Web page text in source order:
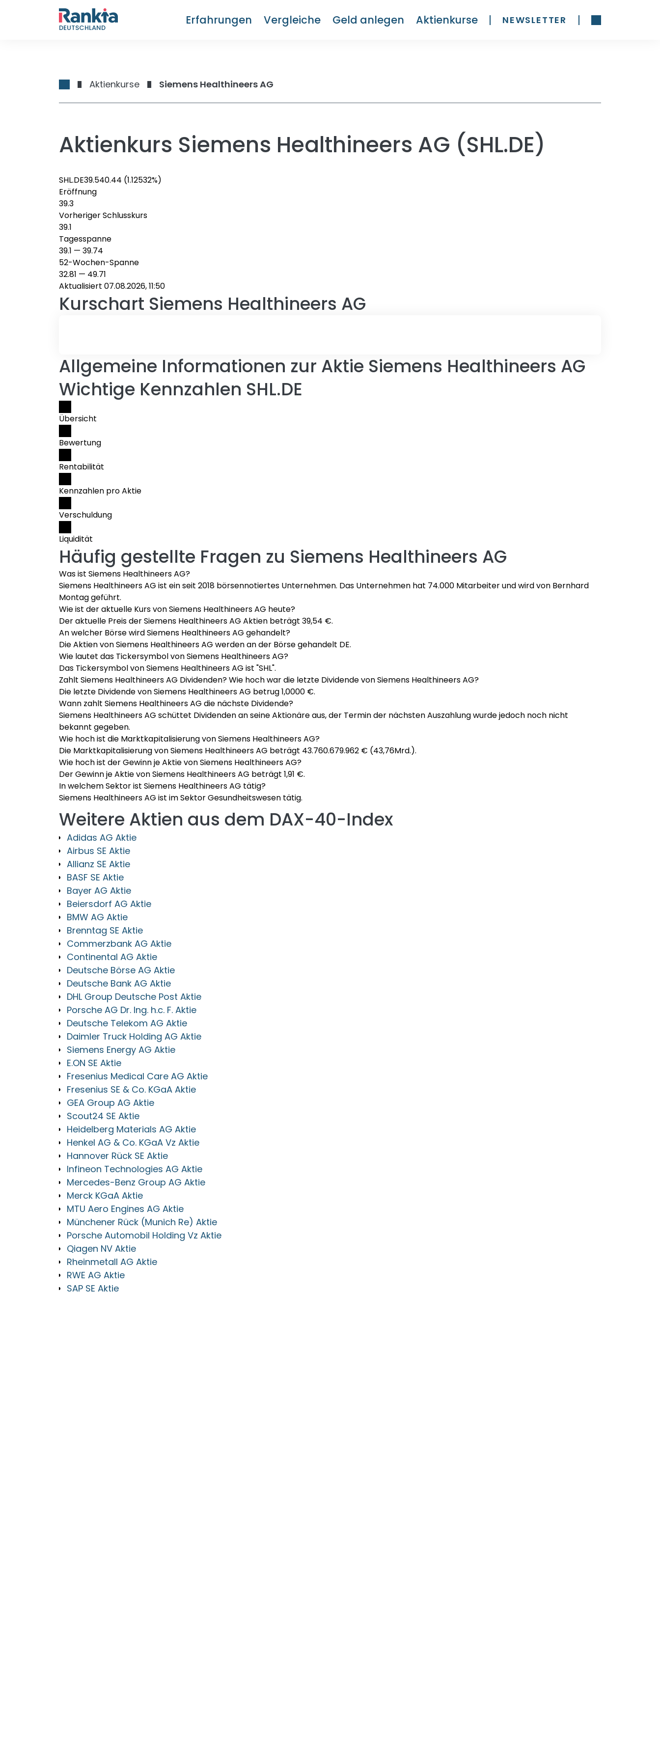
DEUTSCHLAND
Erfahrungen Vergleiche Geld anlegen Aktienkurse NEWSLETTER
Aktienkurse Siemens Healthineers AG
Aktienkurs Siemens Healthineers AG (SHL.DE)
SHL.DE39.540.44 (1.12532%)
Eröffnung
39.3
Vorheriger Schlusskurs
39.1
Tagesspanne
39.1 — 39.74
52-Wochen-Spanne
32.81 — 49.71
Aktualisiert 07.08.2026, 11:50
Kurschart Siemens Healthineers AG
Allgemeine Informationen zur Aktie Siemens Healthineers AG
Wichtige Kennzahlen SHL.DE
Übersicht
Bewertung
Rentabilität
Kennzahlen pro Aktie
Verschuldung
Liquidität
Häufig gestellte Fragen zu Siemens Healthineers AG
Was ist Siemens Healthineers AG?
Siemens Healthineers AG ist ein seit 2018 börsennotiertes Unternehmen. Das Unternehmen hat 74.000 Mitarbeiter und wird von Bernhard
Montag geführt.
Wie ist der aktuelle Kurs von Siemens Healthineers AG heute?
Der aktuelle Preis der Siemens Healthineers AG Aktien beträgt 39,54 €.
An welcher Börse wird Siemens Healthineers AG gehandelt?
Die Aktien von Siemens Healthineers AG werden an der Börse gehandelt DE.
Wie lautet das Tickersymbol von Siemens Healthineers AG?
Das Tickersymbol von Siemens Healthineers AG ist "SHL".
Zahlt Siemens Healthineers AG Dividenden? Wie hoch war die letzte Dividende von Siemens Healthineers AG?
Die letzte Dividende von Siemens Healthineers AG betrug 1,0000 €.
Wann zahlt Siemens Healthineers AG die nächste Dividende?
Siemens Healthineers AG schüttet Dividenden an seine Aktionäre aus, der Termin der nächsten Auszahlung wurde jedoch noch nicht
bekannt gegeben.
Wie hoch ist die Marktkapitalisierung von Siemens Healthineers AG?
Die Marktkapitalisierung von Siemens Healthineers AG beträgt 43.760.679.962 € (43,76Mrd.).
Wie hoch ist der Gewinn je Aktie von Siemens Healthineers AG?
Der Gewinn je Aktie von Siemens Healthineers AG beträgt 1,91 €.
In welchem Sektor ist Siemens Healthineers AG tätig?
Siemens Healthineers AG ist im Sektor Gesundheitswesen tätig.
Weitere Aktien aus dem DAX-40-Index
Adidas AG Aktie
Airbus SE Aktie
Allianz SE Aktie
BASF SE Aktie
Bayer AG Aktie
Beiersdorf AG Aktie
BMW AG Aktie
Brenntag SE Aktie
Commerzbank AG Aktie
Continental AG Aktie
Deutsche Börse AG Aktie
Deutsche Bank AG Aktie
DHL Group Deutsche Post Aktie
Porsche AG Dr. Ing. h.c. F. Aktie
Deutsche Telekom AG Aktie
Daimler Truck Holding AG Aktie
Siemens Energy AG Aktie
E.ON SE Aktie
Fresenius Medical Care AG Aktie
Fresenius SE & Co. KGaA Aktie
GEA Group AG Aktie
Scout24 SE Aktie
Heidelberg Materials AG Aktie
Henkel AG & Co. KGaA Vz Aktie
Hannover Rück SE Aktie
Infineon Technologies AG Aktie
Mercedes-Benz Group AG Aktie
Merck KGaA Aktie
MTU Aero Engines AG Aktie
Münchener Rück (Munich Re) Aktie
Porsche Automobil Holding Vz Aktie
Qiagen NV Aktie
Rheinmetall AG Aktie
RWE AG Aktie
SAP SE Aktie